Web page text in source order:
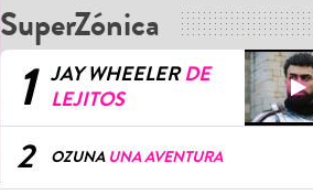
SuperZónica
1 JAY WHEELERDE
LEJITOS
2 OZUNA UNA AVENTURA